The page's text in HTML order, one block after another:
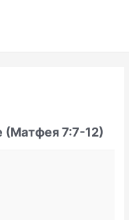
(Матфея 7:7-12)